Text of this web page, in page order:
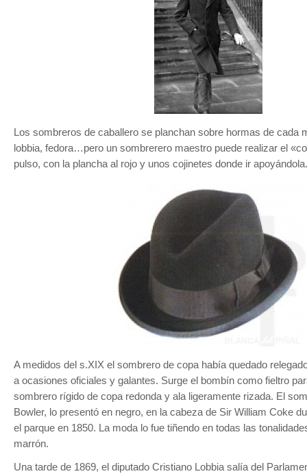
Los sombreros de caballero se planchan sobre hormas de cada
lobbia, fedora…pero un sombrerero maestro puede realizar el
pulso, con la plancha al rojo y unos cojinetes donde ir apoyándola.
A medidos del s.XIX el sombrero de copa había quedado
a ocasiones oficiales y galantes. Surge el bombín como fieltro
sombrero rígido de copa redonda y ala ligeramente rizada. El
Bowler, lo presentó en negro, en la cabeza de Sir William Coke
el parque en 1850. La moda lo fue tiñendo en todas las
marrón.
Una tarde de 1869, el diputado Cristiano Lobbia salía del